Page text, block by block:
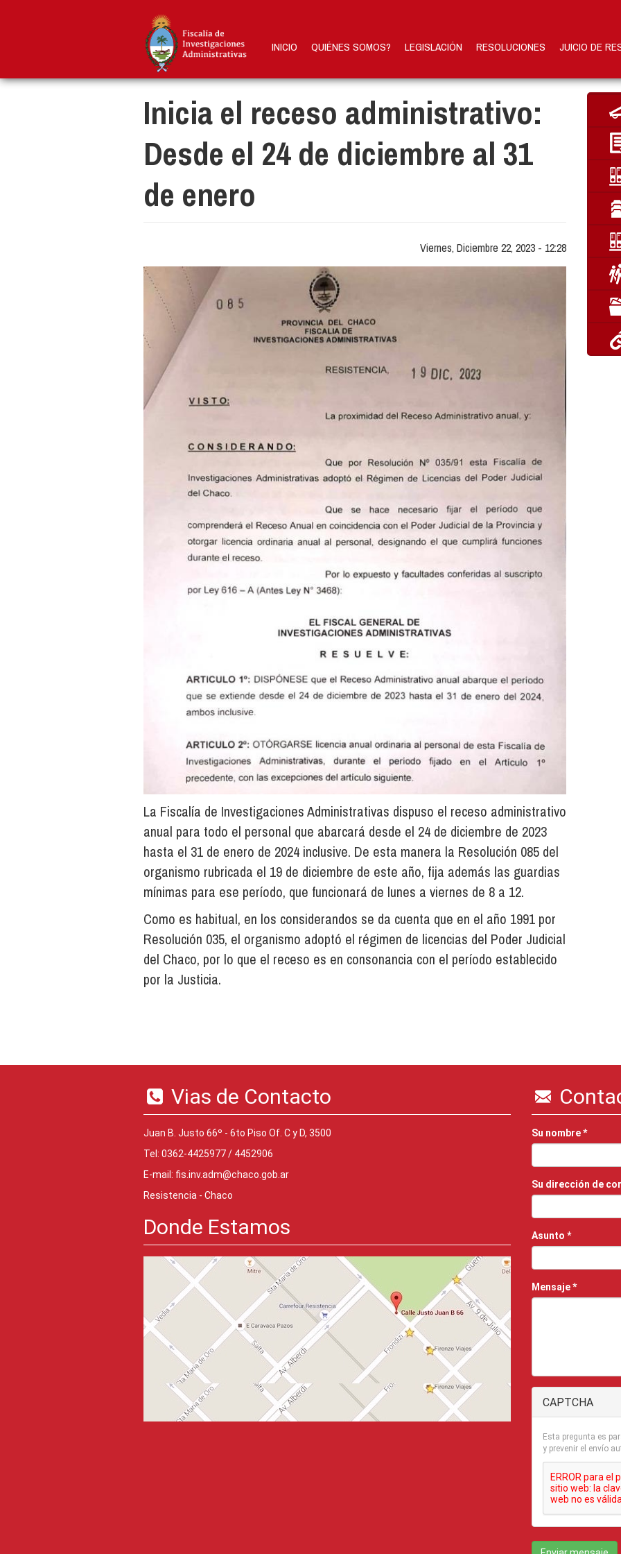
INICIO QUIÉNES SOMOS? LEGISLACIÓN RESOLUCIONES JUICIO DE
Inicia el receso administrativo:
Desde el 24 de diciembre al 31
de enero
Viernes, Diciembre 22, 2023 - 12:28
La Fiscalía de Investigaciones Administrativas dispuso el receso administrativo
anual para todo el personal que abarcará desde el 24 de diciembre de 2023
hasta el 31 de enero de 2024 inclusive. De esta manera la Resolución 085 del
organismo rubricada el 19 de diciembre de este año, fija además las guardias
mínimas para ese período, que funcionará de lunes a viernes de 8 a 12.
Como es habitual, en los considerandos se da cuenta que en el año 1991 por
Resolución 035, el organismo adoptó el régimen de licencias del Poder Judicial
del Chaco, por lo que el receso es en consonancia con el período establecido
por la Justicia.
Vias de Contacto
Juan B. Justo 66º - 6to Piso Of. C y D, 3500
Tel: 0362-4425977 / 4452906
E-mail: fis.inv.adm@chaco.gob.ar
Resistencia - Chaco
Donde Estamos
Su nombre*
Su dirección de
Asunto *
Mensaje*
CAPTCHA
Esta pregunta es
y prevenir el envío